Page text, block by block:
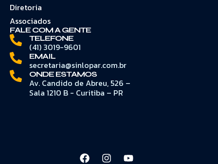
Diretoria
Associados
FALE COM A GENTE
TELEFONE
(41) 3019-9601
EMAIL
secretaria@sinlopar.com.br
ONDE ESTAMOS
Av. Candido de Abreu, 526 –
Sala 1210 B - Curitiba – PR